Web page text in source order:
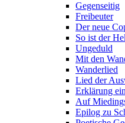
Gegenseitig
Freibeuter
Der neue
So ist der
Ungeduld
Mit den
Wanderlied
Lied der
Erklärung
Auf
Epilog zu